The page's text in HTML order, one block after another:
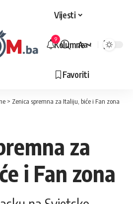
Vijesti
Kolumne
Favoriti
9
Veličina
Aa
> Zenica spremna za Italiju, biće i Fan zona
za
i Fan zona